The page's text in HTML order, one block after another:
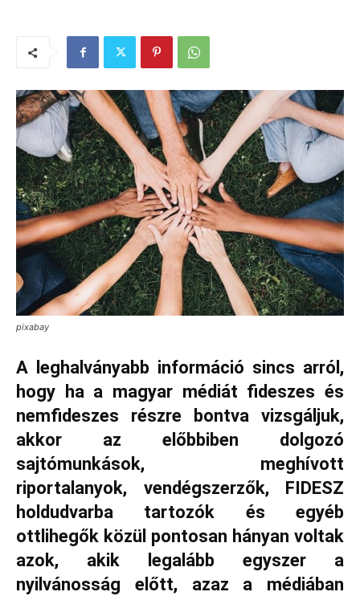
pixabay
A leghalványabb információ sincs arról,
hogy ha a magyar médiát fideszes és
nemfideszes részre bontva vizsgáljuk,
akkor az előbbiben dolgozó
sajtómunkások, meghívott
riportalanyok, vendégszerzők, FIDESZ
holdudvarba tartozók és egyéb
ottlihegők közül pontosan hányan voltak
azok, akik legalább egyszer a
nyilvánosság előtt, azaz a médiában